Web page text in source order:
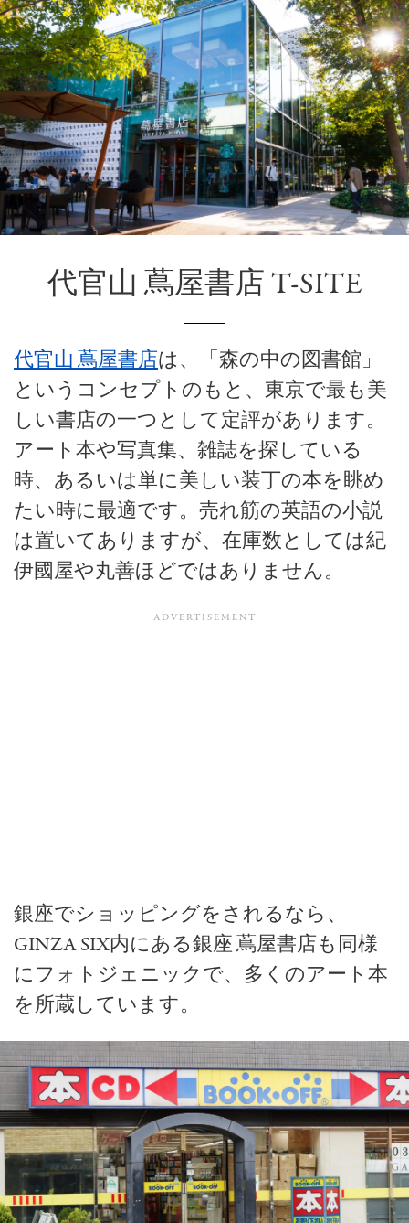
代官山 蔦屋書店 T-SITE
代官山 蔦屋書店は、「森の中の図書館」
というコンセプトのもと、東京で最も美
しい書店の一つとして定評があります。
アート本や写真集、雑誌を探している
時、あるいは単に美しい装丁の本を眺め
たい時に最適です。売れ筋の英語の小説
は置いてありますが、在庫数としては紀
伊國屋や丸善ほどではありません。
銀座でショッピングをされるなら、
GINZA SIX内にある銀座 蔦屋書店も同様
にフォトジェニックで、多くのアート本
を所蔵しています。